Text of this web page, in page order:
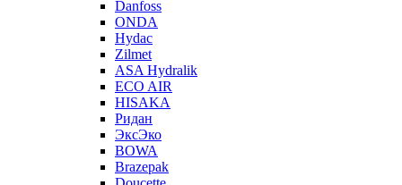
Danfoss
ONDA
Hydac
Zilmet
ASA Hydralik
ECO AIR
HISAKA
Ридан
ЭксЭко
BOWA
Brazepak